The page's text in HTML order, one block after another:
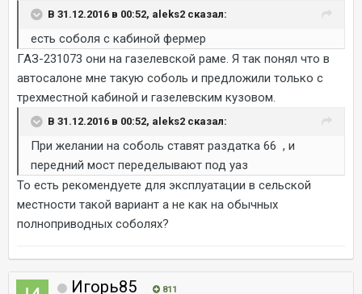
В 31.12.2016 в 00:52, aleks2 сказал:
есть соболя с кабиной фермер
ГАЗ-231073 они на газелевской раме. Я так понял что в
автосалоне мне такую соболь и предложили только с
трехместной кабиной и газелевским кузовом.
В 31.12.2016 в 00:52, aleks2 сказал:
При желании на соболь ставят раздатка 66 , и
передний мост переделывают под уаз
То есть рекомендуете для эксплуатации в сельской
местности такой вариант а не как на обычных
полноприводных соболях?
Игорь85 811